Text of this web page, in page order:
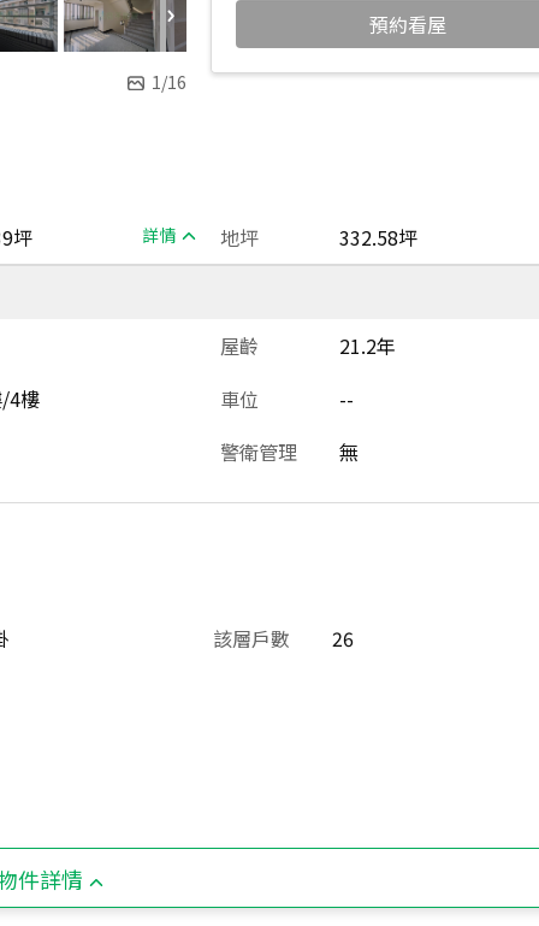
1/16
預約看屋
坪 詳情 地坪
332.58坪
屋齡
21.2年
4樓 車位
--
警衛管理 無
該層戶數
26
件詳情